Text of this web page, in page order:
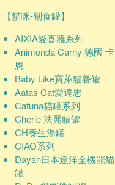
【貓咪-副食罐】
AIXIA愛喜雅系列
Animonda Carny 德國 卡
恩
Baby Like寶萊貓餐罐
Aatas Cat愛達思
Catuna貓罐系列
Cherie 法麗貓罐
CH養生湯罐
CIAO系列
Dayan日本達洋全機能貓
罐